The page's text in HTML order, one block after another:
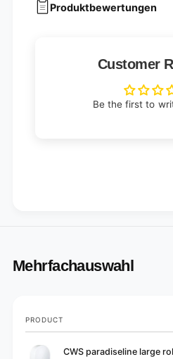
Produktbewertungen
Customer
Be the first to
Mehrfachauswahl
Your
cart
PRODUCT
CWS paradiseline large